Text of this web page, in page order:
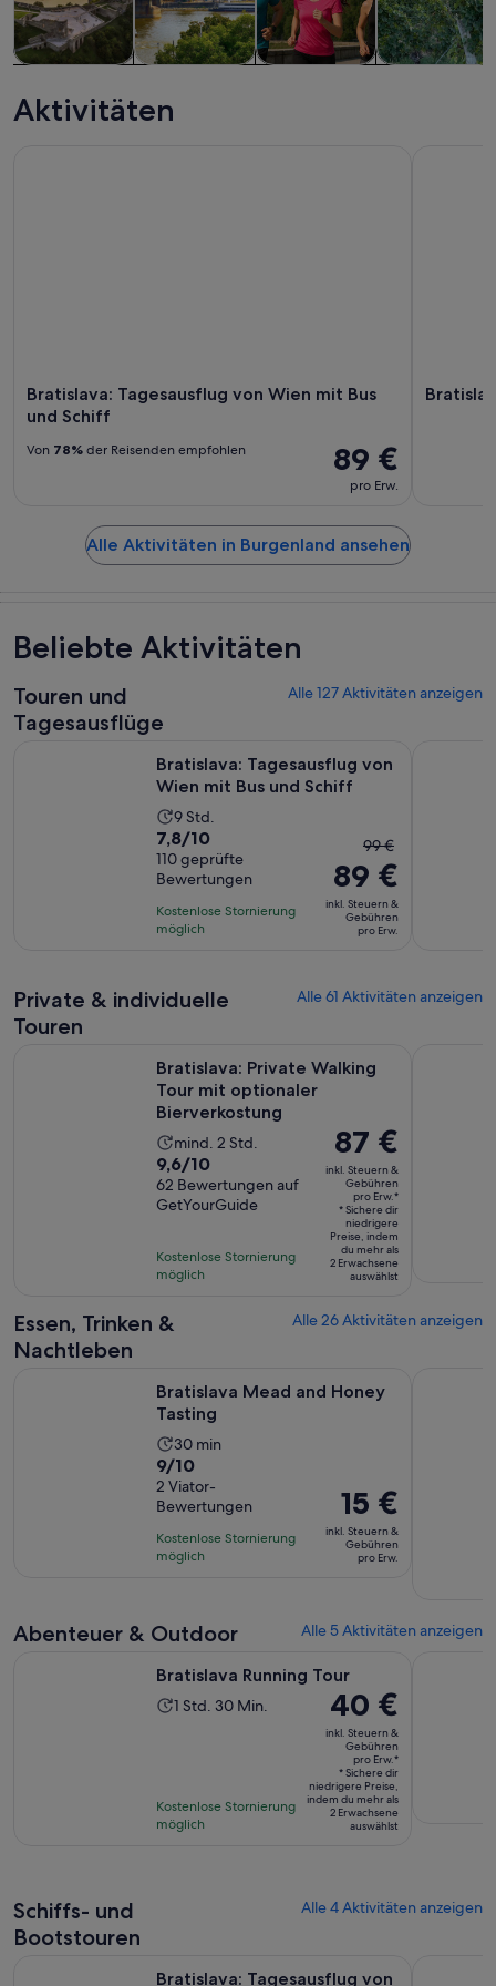
Tagesausflüge
Kultur
Aktivitäten
Bratislava: Tagesausflug von Wien mit Bus
und Schiff
89 €
pro Erw.
Von 78% der Reisenden empfohlen
Alle Aktivitäten in Burgenland ansehen
Beliebte Aktivitäten
Touren und
Tagesausflüge
Alle 127 Aktivitäten anzeigen
Bratislava: Tagesausflug von
Wien mit Bus und Schiff
Die
Aktivität
dauert
9
Stunden
9 Std.
7.8
von
10,
basierend
auf
7,8/10
110 geprüfte
Bewertungen
Kostenlose Stornierung
möglich
Der
vorherige
Preis
war
99 €
aktuelle
89 €
Erw.
99 €
89 €
inkl. Steuern &
Gebühren
pro Erw.
Private & individuelle
Touren
Alle 61 Aktivitäten anzeigen
Bratislava: Private Walking
Tour mit optionaler
Bierverkostung
Die
Aktivität
dauert
2
mind. 2 Std.
9.6
von
10,
auf
62
9,6/10
62 Bewertungen auf
GetYourGuide
Kostenlose Stornierung
möglich
Der
Preis
beträgt
87 €
pro
Erw.*
87 €
inkl. Steuern &
Gebühren
pro Erw.*
* Sichere dir
niedrigere
Preise, indem
du mehr als
2 Erwachsene
auswählst
Essen, Trinken &
Nachtleben
Alle 26 Aktivitäten anzeigen
Bratislava Mead and Honey
Tasting
Die
Aktivität
dauert
30
Minuten
30 min
9.0
von
10,
basierend
auf
9/10
2 Viator-
Bewertungen
Kostenlose Stornierung
möglich
Der
Preis
beträgt
15 €
15 €
inkl. Steuern &
Gebühren
pro Erw.
Abenteuer & Outdoor Alle 5 Aktivitäten anzeigen
Bratislava Running Tour
Die
Stunde
und
1 Std. 30 Min.
Kostenlose Stornierung
möglich
Der
Preis
beträgt
40 €
pro
Erw.*
40 €
inkl. Steuern &
Gebühren
pro Erw.*
* Sichere dir
niedrigere Preise,
indem du mehr als
2 Erwachsene
auswählst
Schiffs- und
Bootstouren
Alle 4 Aktivitäten anzeigen
Bratislava: Tagesausflug von